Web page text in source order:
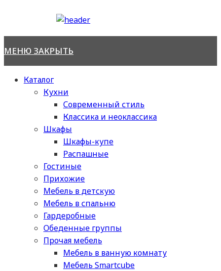
МЕНЮ ЗАКРЫТЬ
Каталог
Кухни
Современный стиль
Классика и неоклассика
Шкафы
Шкафы-купе
Распашные
Гостиные
Прихожие
Мебель в детскую
Мебель в спальню
Гардеробные
Обеденные группы
Прочая мебель
Мебель в ванную комнату
Мебель Smartcube